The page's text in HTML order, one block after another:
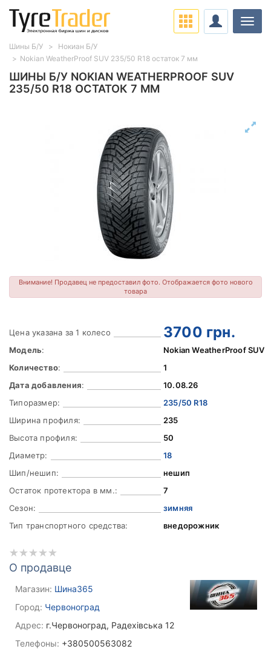
ШИНЫ Б/У NOKIAN WEATHERPROOF SUV
235/50 R18 ОСТАТОК 7 ММ
Внимание! Продавец не предоставил фото. Отображается фото нового
товара
Цена указана за 1 колесо 3700 грн.
Модель:
Nokian WeatherProof SUV
Количество:
1
Дата добавления:
10.08.26
Типоразмер:
235/50 R18
Ширина профиля:
235
Высота профиля:
50
Диаметр:
18
Шип/нешип:
нешип
Остаток протектора в мм.:
7
Сезон:
зимняя
Тип транспортного средства:
внедорожник
О продавце
Магазин: Шина365
Город: Червоноград
Адрес: г.Червоноград, Радехівська 12
Телефоны: +380500563082
Шины Б/У
Нокиан Б/У
Nokian WeatherProof SUV 235/50 R18 остаток 7 мм